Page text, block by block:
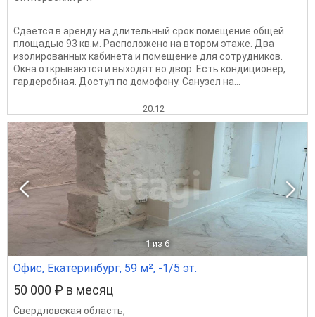
Сдается в аренду на длительный срок помещение общей
площадью 93 кв.м. Расположено на втором этаже. Два
изолированных кабинета и помещение для сотрудников.
Окна открываются и выходят во двор. Есть кондиционер,
гардеробная. Доступ по домофону. Санузел на...
20.12
1 из 6
Офис, Екатеринбург, 59 м², -1/5 эт.
50 000 ₽ в месяц
Свердловская область,